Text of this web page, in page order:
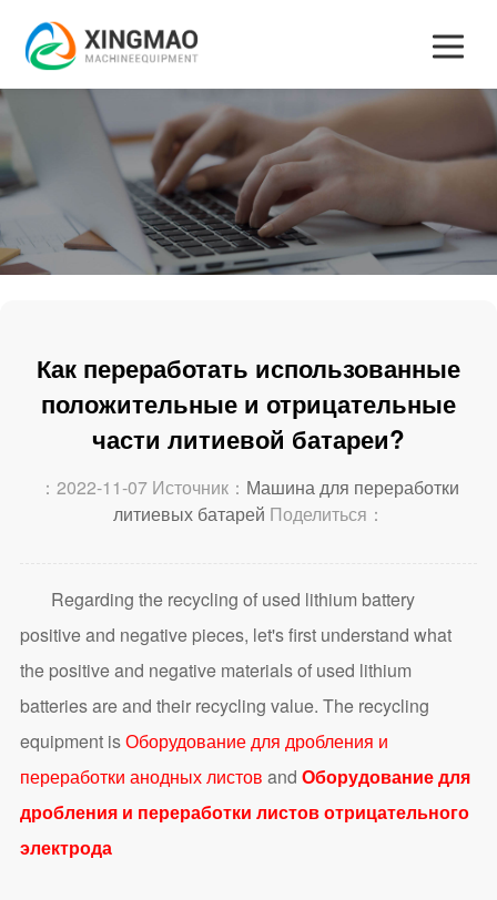
Как переработать использованные
положительные и отрицательные
части литиевой батареи?
：2022-11-07 Источник： Машина для переработки
литиевых батарей Поделиться：
Regarding the recycling of used lithium battery
positive and negative pieces, let's first understand what
the positive and negative materials of used lithium
batteries are and their recycling value. The recycling
equipment isОборудование для дробления и
переработки анодных листов and Оборудование для
дробления и переработки листов отрицательного
электрода